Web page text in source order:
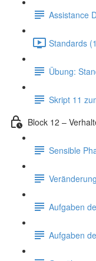
Assistance
Standards
Übung:
Skript 11
Block 12 –
Sensible
Aufgaben
Aufgaben